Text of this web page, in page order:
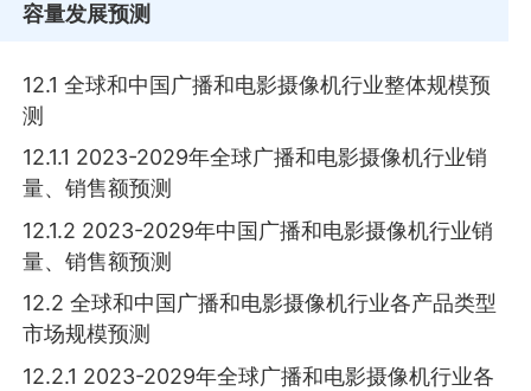
容量发展预测
12.1 全球和中国广播和电影摄像机行业整体规模预
测
12.1.1 2023-2029年全球广播和电影摄像机行业销
量、销售额预测
12.1.2 2023-2029年中国广播和电影摄像机行业销
量、销售额预测
12.2 全球和中国广播和电影摄像机行业各产品类型
市场规模预测
12.2.1 2023-2029年全球广播和电影摄像机行业各